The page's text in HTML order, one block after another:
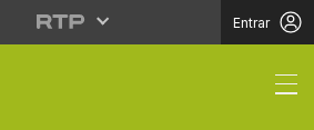
Entrar